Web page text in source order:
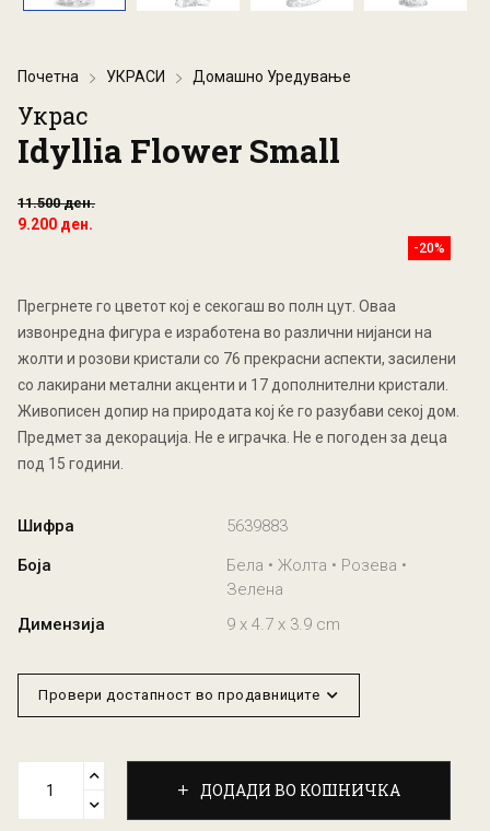
Почетна УКРАСИ Домашно Уредување
Украс
Idyllia Flower Small
11.500 ден.
9.200 ден.
-20%
Прегрнете го цветот кој е секогаш во полн цут. Оваа
извонредна фигура е изработена во различни нијанси на
жолти и розови кристали со 76 прекрасни аспекти, засилени
со лакирани метални акценти и 17 дополнителни кристали.
Живописен допир на природата кој ќе го разубави секој дом.
Предмет за декорација. Не е играчка. Не е погоден за деца
под 15 години.
Шифра
5639883
Боја
Бела • Жолта • Розева •
Зелена
Димензија
9 x 4.7 x 3.9 cm
Провери достапност во продавниците
ДОДАДИ ВО КОШНИЧКА